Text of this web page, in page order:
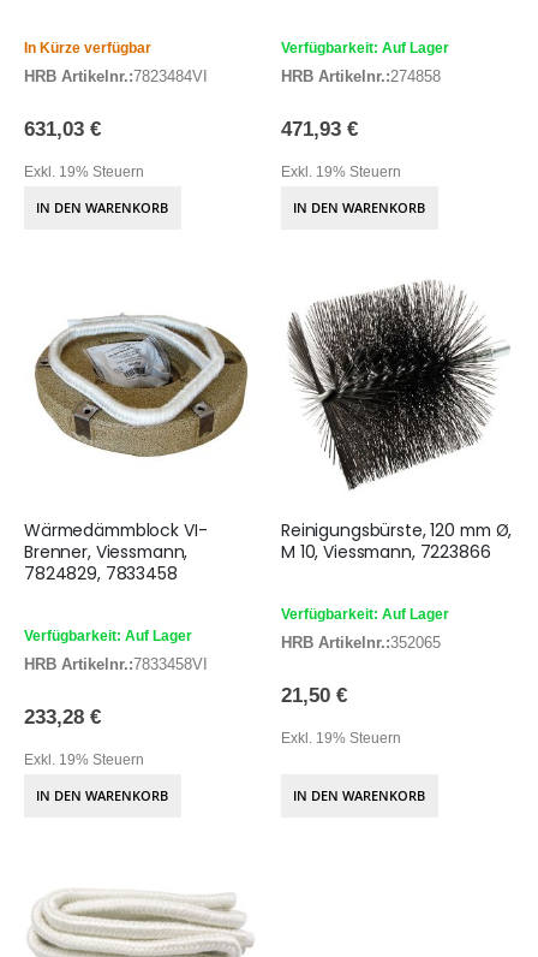
In Kürze verfügbar
HRB Artikelnr.:7823484VI
631,03 €
Exkl. 19% Steuern
IN DEN WARENKORB
Verfügbarkeit: Auf Lager
HRB Artikelnr.:274858
471,93 €
Exkl. 19% Steuern
IN DEN WARENKORB
Wärmedämmblock VI-
Brenner, Viessmann,
7824829, 7833458
Verfügbarkeit: Auf Lager
HRB Artikelnr.:7833458VI
233,28 €
Exkl. 19% Steuern
IN DEN WARENKORB
Reinigungsbürste, 120 mm Ø,
M 10, Viessmann, 7223866
Verfügbarkeit: Auf Lager
HRB Artikelnr.:352065
21,50 €
Exkl. 19% Steuern
IN DEN WARENKORB